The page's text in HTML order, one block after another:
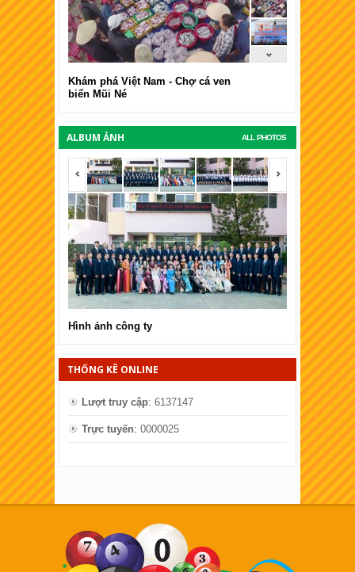
Khám phá Việt Nam - Chợ cá ven
biển Mũi Né
ALL PHOTOS
ALBUM ẢNH
<span></span> <span></
Hình ảnh công ty Hình ảnh
THỐNG KÊ ONLINE
Lượt truy cập: 6137147
Trực tuyến: 0000025